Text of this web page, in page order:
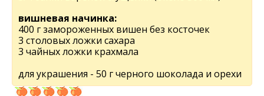
вишневая начинка:
400 г замороженных вишен без косточек
3 столовых ложки сахара
3 чайных ложки крахмала
для украшения - 50 г черного шоколада и орехи